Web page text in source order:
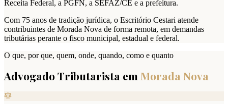
Receita Federal, a PGFN, a SEFAZ/CE e a prefeitura.
Com 75 anos de tradição jurídica, o Escritório Cestari atende
contribuintes de Morada Nova de forma remota, em demandas
tributárias perante o fisco municipal, estadual e federal.
O que, por que, quem, onde, quando, como e quanto
Advogado Tributarista em Morada Nova